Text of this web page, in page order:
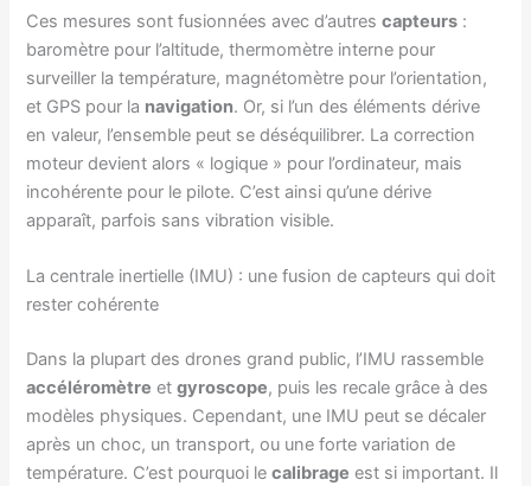
Ces mesures sont fusionnées avec d’autrescapteurs :
baromètre pour l’altitude, thermomètre interne pour
surveiller la température, magnétomètre pour l’orientation,
et GPS pour la navigation. Or, si l’un des éléments dérive
en valeur, l’ensemble peut se déséquilibrer. La correction
moteur devient alors « logique » pour l’ordinateur, mais
incohérente pour le pilote. C’est ainsi qu’une dérive
apparaît, parfois sans vibration visible.
La centrale inertielle (IMU) : une fusion de capteurs qui doit
rester cohérente
Dans la plupart des drones grand public, l’IMU rassemble
accéléromètre etgyroscope, puis les recale grâce à des
modèles physiques. Cependant, une IMU peut se décaler
après un choc, un transport, ou une forte variation de
température. C’est pourquoi lecalibrage est si important. Il